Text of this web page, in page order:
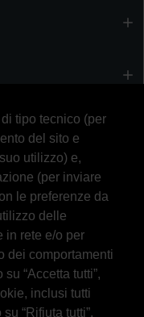
tipo tecnico (per
del sito e
utilizzo) e,
(per inviare
le preferenze da
delle
in rete e/o per
dei comportamenti
“Accetta tutti”,
inclusi tutti
“Rifiuta tutti”,